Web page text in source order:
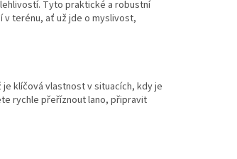
Tyto praktické a robustní
terénu, ať už jde o myslivost,
klíčová vlastnost v situacích, kdy je
rychle přeříznout lano, připravit